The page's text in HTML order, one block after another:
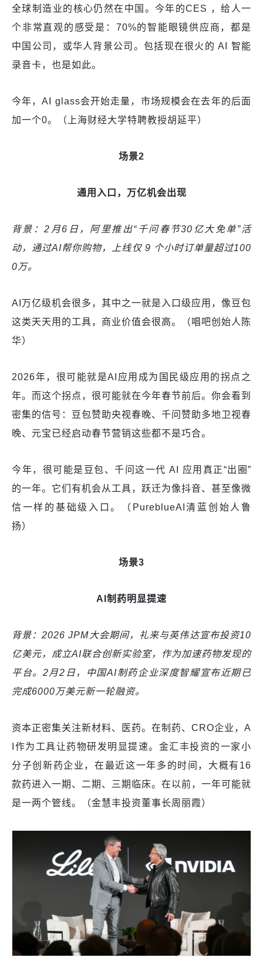
全球制造业的核心仍然在中国。今年的CES ，给人一
个非常直观的感受是：70%的智能眼镜供应商，都是
中国公司，或华人背景公司。包括现在很火的 AI 智能
录音卡，也是如此。
今年，AI glass会开始走量，市场规模会在去年的后面
加一个0。（上海财经大学特聘教授胡延平）
场景2
通用入口，万亿机会出现
背景：2月6日，阿里推出“千问春节30亿大免单”活
动，通过AI帮你购物，上线仅 9 个小时订单量超过100
0万。
AI万亿级机会很多，其中之一就是入口级应用，像豆包
这类天天用的工具，商业价值会很高。（唱吧创始人陈
华）
2026年，很可能就是AI应用成为国民级应用的拐点之
年。而这个拐点，很可能就在今年春节前后。你会看到
密集的信号：豆包赞助央视春晚、千问赞助多地卫视春
晚、元宝已经启动春节营销这些都不是巧合。
今年，很可能是豆包、千问这一代 AI 应用真正“出圈”
的一年。它们有机会从工具，跃迁为像抖音、甚至像微
信一样的基础级入口。（PureblueAI清蓝创始人鲁
扬）
场景3
AI制药明显提速
背景：2026 JPM大会期间，礼来与英伟达宣布投资10
亿美元，成立AI联合创新实验室，作为加速药物发现的
平台。2月2日，中国AI制药企业深度智耀宣布近期已
完成6000万美元新一轮融资。
资本正密集关注新材料、医药。在制药、CRO企业，A
I作为工具让药物研发明显提速。金汇丰投资的一家小
分子创新药企业，在最近这一年多的时间，大概有16
款药进入一期、二期、三期临床。在以前，一年可能就
是一两个管线。（金慧丰投资董事长周丽霞）